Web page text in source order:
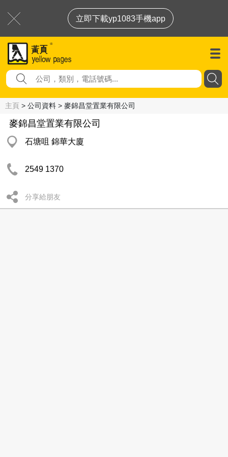
立即下載yp1083手機app
主頁 > 公司資料 > 麥錦昌堂置業有限公司
麥錦昌堂置業有限公司
石塘咀 錦華大廈
2549 1370
分享給朋友